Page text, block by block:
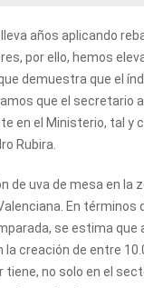
lleva años aplicando
por ello, hemos
demuestra que el
que el secretario
en el Ministerio, tal y
Rubira.
de uva de mesa en la
En términos
se estima que
la creación de entre
tiene, no solo en el